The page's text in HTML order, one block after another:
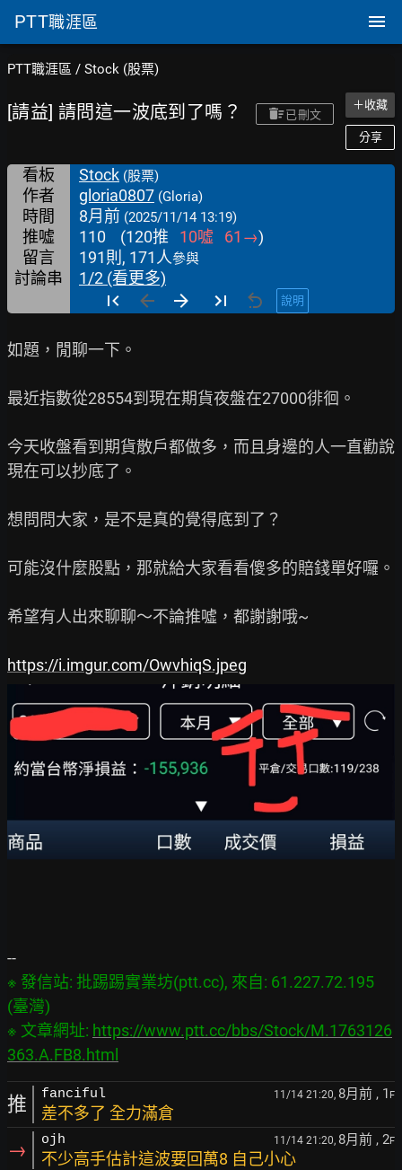
PTT職涯區
PTT職涯區 / Stock (股票)
[請益] 請問這一波底到了嗎？ 已刪文
＋收藏
分享
看板 Stock (股票)
作者 gloria0807 (Gloria)
時間 8月前 (2025/11/14 13:19)
推噓 110 (120推 10噓 61 →)
留言
191則, 171人參與
討論串 1/2 (看更多)
說明
如題，閒聊一下。
最近指數從28554到現在期貨夜盤在27000徘徊。
今天收盤看到期貨散戶都做多，而且身邊的人一直勸說
現在可以抄底了。
想問問大家，是不是真的覺得底到了？
可能沒什麼股點，那就給大家看看傻多的賠錢單好囉。
希望有人出來聊聊～不論推噓，都謝謝哦~
https://i.imgur.com/OwvhiqS.jpeg
※ 發信站: 批踢踢實業坊(ptt.cc), 來自: 61.227.72.195
(臺灣)
※ 文章網址: https://www.ptt.cc/bbs/Stock/M.1763126
363.A.FB8.html
推 fanciful 11/14 21:20, 8月前 , 1 F
差不多了 全力滿倉
→ ojh 11/14 21:20, 8月前 , 2F
不少高手估計這波要回萬8 自己小心